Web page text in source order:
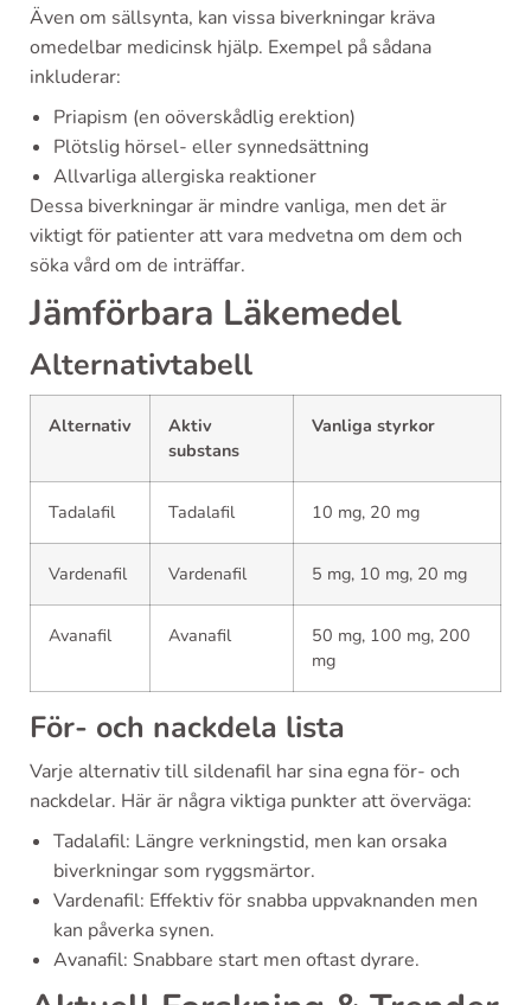
Även om sällsynta, kan vissa biverkningar kräva
omedelbar medicinsk hjälp. Exempel på sådana
inkluderar:
Priapism (en oöverskådlig erektion)
Plötslig hörsel- eller synnedsättning
Allvarliga allergiska reaktioner
Dessa biverkningar är mindre vanliga, men det är
viktigt för patienter att vara medvetna om dem och
söka vård om de inträffar.
Jämförbara Läkemedel
Alternativtabell
Alternativ
Aktiv
substans
Vanliga styrkor
Tadalafil Tadalafil 10 mg, 20 mg
Vardenafil Vardenafil 5 mg, 10 mg, 20 mg
Avanafil Avanafil
50 mg, 100 mg, 200
mg
För- och nackdela lista
Varje alternativ till sildenafil har sina egna för- och
nackdelar. Här är några viktiga punkter att överväga:
Tadalafil: Längre verkningstid, men kan orsaka
biverkningar som ryggsmärtor.
Vardenafil: Effektiv för snabba uppvaknanden men
kan påverka synen.
Avanafil: Snabbare start men oftast dyrare.